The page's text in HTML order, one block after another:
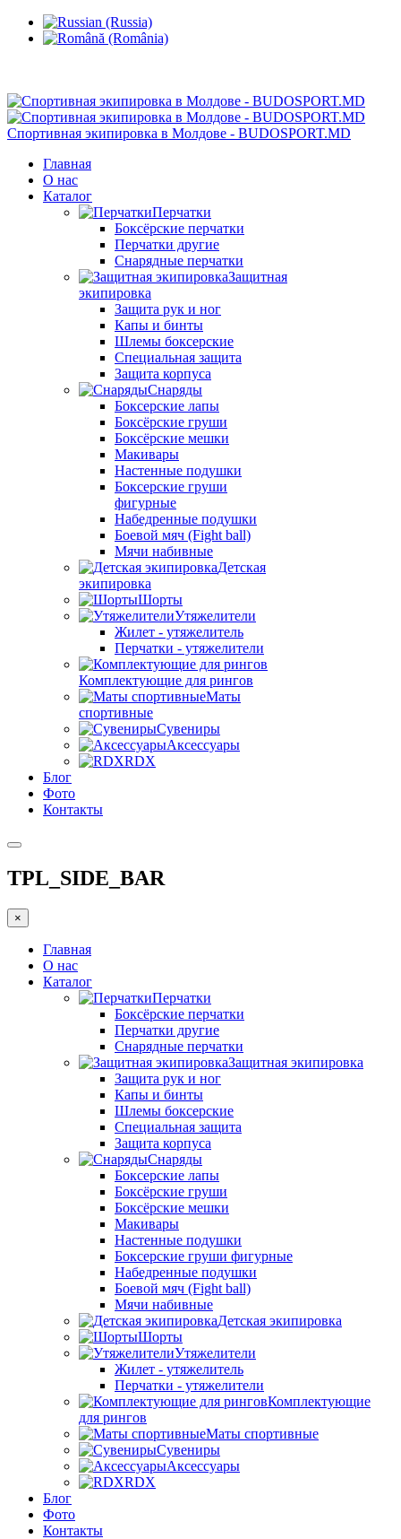
Спортивная экипировка в Молдове - BUDOSPORT.MD
Главная
О нас
Каталог
Перчатки
Боксёрские перчатки
Перчатки другие
Снарядные перчатки
Защитная
экипировка
Защита рук и ног
Капы и бинты
Шлемы боксерские
Специальная защита
Защита корпуса
Снаряды
Боксерские лапы
Боксёрские груши
Боксёрские мешки
Макивары
Настенные подушки
Боксерские груши
фигурные
Набедренные подушки
Боевой мяч (Fight ball)
Мячи набивные
Детская
экипировка
Шорты
Утяжелители
Жилет - утяжелитель
Перчатки - утяжелители
Комплектующие для рингов
Маты
спортивные
Сувениры
Аксессуары
RDX
Блог
Фото
Контакты
TPL_SIDE_BAR
×
Главная
О нас
Каталог
Перчатки
Боксёрские перчатки
Перчатки другие
Снарядные перчатки
Защитная экипировка
Защита рук и ног
Капы и бинты
Шлемы боксерские
Специальная защита
Защита корпуса
Снаряды
Боксерские лапы
Боксёрские груши
Боксёрские мешки
Макивары
Настенные подушки
Боксерские груши фигурные
Набедренные подушки
Боевой мяч (Fight ball)
Мячи набивные
Детская экипировка
Шорты
Утяжелители
Жилет - утяжелитель
Перчатки - утяжелители
Комплектующие
для рингов
Маты спортивные
Сувениры
Аксессуары
RDX
Блог
Фото
Контакты